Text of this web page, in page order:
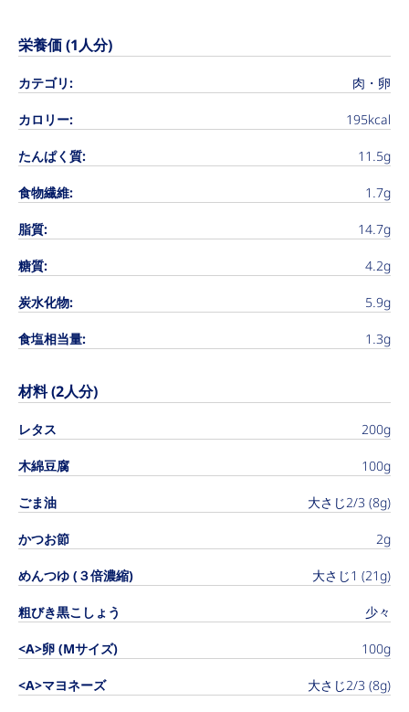
栄養価 (1人分)
カテゴリ:
肉・卵
カロリー:
195kcal
たんぱく質:
11.5g
食物繊維:
1.7g
脂質:
14.7g
糖質:
4.2g
炭水化物:
5.9g
食塩相当量:
1.3g
材料 (2人分)
レタス
200g
木綿豆腐
100g
ごま油
大さじ2/3 (8g)
かつお節
2g
めんつゆ (３倍濃縮)
大さじ1 (21g)
粗びき黒こしょう
少々
<A>卵 (Mサイズ)
100g
<A>マヨネーズ
大さじ2/3 (8g)